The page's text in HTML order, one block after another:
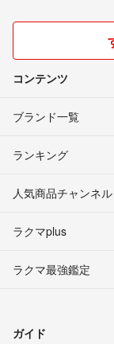
コンテンツ
ブランド一覧
ランキング
人気商品チャンネル
ラクマplus
ラクマ最強鑑定
ガイド